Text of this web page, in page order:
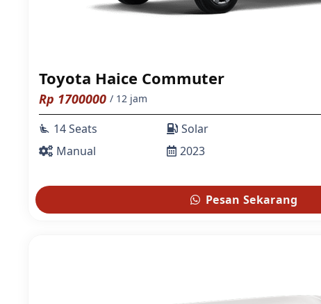
Toyota Haice Commuter
Rp 1700000 / 12 jam
airline_seat_recline_extra 14 Seats
Manual
Solar
2023
Pesan Sekarang